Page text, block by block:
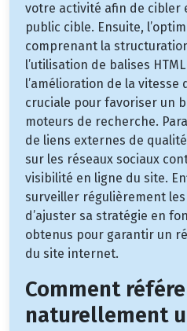
votre activité afin de cibler
public cible. Ensuite,
comprenant la
l’utilisation de balises
l’amélioration de la vitesse
cruciale pour favoriser un
moteurs de recherche.
de liens externes de
sur les réseaux sociaux
visibilité en ligne du site.
surveiller régulièrement
d’ajuster sa stratégie en
obtenus pour garantir un
du site internet.
Comment
naturellement